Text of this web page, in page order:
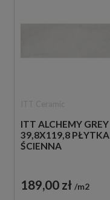
ITT ALCHEMY GREY
39,8X119,8 PŁYTKA
ŚCIENNA
189,00 zł m2